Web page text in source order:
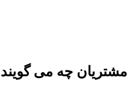
مشتریان چه می گویند